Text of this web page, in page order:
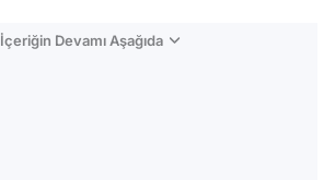
İçeriğin Devamı Aşağıda